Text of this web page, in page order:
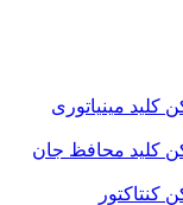
کلید مینیاتوری
کلید محافظ جان
کنتاکتور